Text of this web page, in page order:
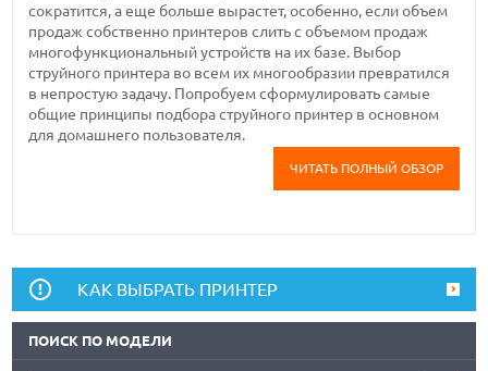
сократится, а еще больше вырастет, особенно, если объем
продаж собственно принтеров слить с объемом продаж
многофункциональный устройств на их базе. Выбор
струйного принтера во всем их многообразии превратился
в непростую задачу. Попробуем сформулировать самые
общие принципы подбора струйного принтер в основном
для домашнего пользователя.
ЧИТАТЬ ПОЛНЫЙ ОБЗОР
КАК ВЫБРАТЬ ПРИНТЕР
ПОИСК ПО МОДЕЛИ